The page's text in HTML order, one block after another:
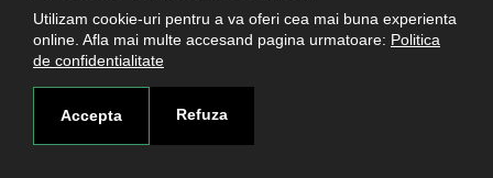
Utilizam cookie-uri pentru a va oferi cea mai buna experienta
online. Afla mai multe accesand pagina urmatoare: Politica
de confidentialitate
Accepta Refuza
1136 10.00
CONDUCĂTOR DE DOCTORAT: Prof. univ. dr Popa Aurel